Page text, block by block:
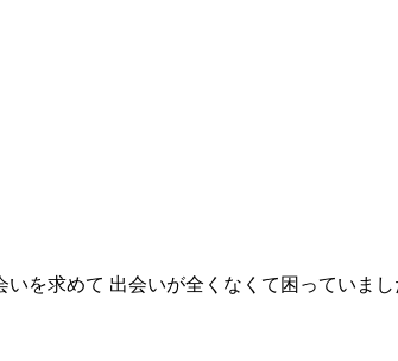
を求めて 出会いが全くなくて困っていま